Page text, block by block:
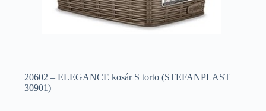
20602 – ELEGANCE kosár S torto (STEFANPLAST
30901)